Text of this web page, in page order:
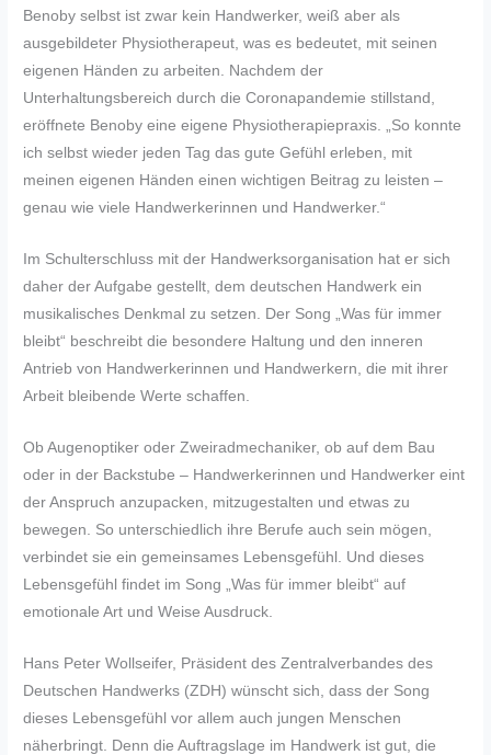
Benoby selbst ist zwar kein Handwerker, weiß aber als
ausgebildeter Physiotherapeut, was es bedeutet, mit seinen
eigenen Händen zu arbeiten. Nachdem der
Unterhaltungsbereich durch die Coronapandemie stillstand,
eröffnete Benoby eine eigene Physiotherapiepraxis. „So konnte
ich selbst wieder jeden Tag das gute Gefühl erleben, mit
meinen eigenen Händen einen wichtigen Beitrag zu leisten –
genau wie viele Handwerkerinnen und Handwerker.“
Im Schulterschluss mit der Handwerksorganisation hat er sich
daher der Aufgabe gestellt, dem deutschen Handwerk ein
musikalisches Denkmal zu setzen. Der Song „Was für immer
bleibt“ beschreibt die besondere Haltung und den inneren
Antrieb von Handwerkerinnen und Handwerkern, die mit ihrer
Arbeit bleibende Werte schaffen.
Ob Augenoptiker oder Zweiradmechaniker, ob auf dem Bau
oder in der Backstube – Handwerkerinnen und Handwerker eint
der Anspruch anzupacken, mitzugestalten und etwas zu
bewegen. So unterschiedlich ihre Berufe auch sein mögen,
verbindet sie ein gemeinsames Lebensgefühl. Und dieses
Lebensgefühl findet im Song „Was für immer bleibt“ auf
emotionale Art und Weise Ausdruck.
Hans Peter Wollseifer, Präsident des Zentralverbandes des
Deutschen Handwerks (ZDH) wünscht sich, dass der Song
dieses Lebensgefühl vor allem auch jungen Menschen
näherbringt. Denn die Auftragslage im Handwerk ist gut, die